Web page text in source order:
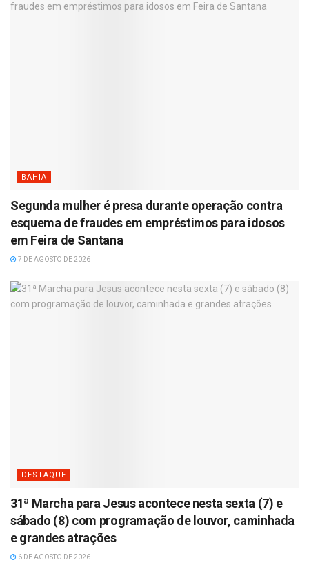
BAHIA
Segunda mulher é presa durante operação contra
esquema de fraudes em empréstimos para idosos
em Feira de Santana
7 DE AGOSTO DE 2026
DESTAQUE
31ª Marcha para Jesus acontece nesta sexta (7) e
sábado (8) com programação de louvor, caminhada
e grandes atrações
6 DE AGOSTO DE 2026